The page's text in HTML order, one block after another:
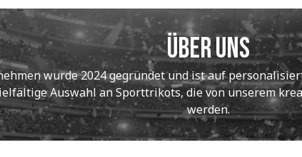
Über uns
wurde 2024 gegründet und ist auf
Auswahl an Sporttrikots, die von unserem
werden.